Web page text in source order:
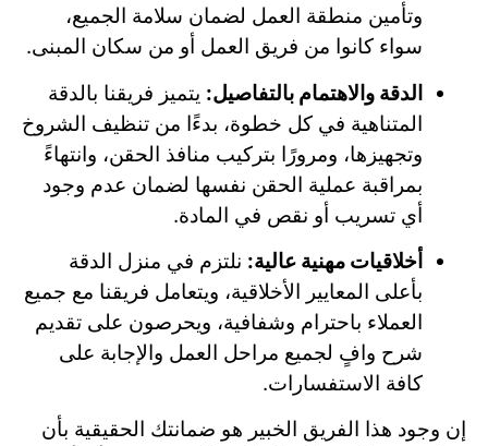
وتأمين منطقة العمل لضمان سلامة الجميع،
سواء كانوا من فريق العمل أو من سكان المبنى.
الدقة والاهتمام بالتفاصيل: يتميز فريقنا بالدقة
المتناهية في كل خطوة، بدءًا من تنظيف الشروخ
وتجهيزها، ومرورًا بتركيب منافذ الحقن، وانتهاءً
بمراقبة عملية الحقن نفسها لضمان عدم وجود
أي تسريب أو نقص في المادة.
أخلاقيات مهنية عالية: نلتزم في منزل الدقة
بأعلى المعايير الأخلاقية، ويتعامل فريقنا مع جميع
العملاء باحترام وشفافية، ويحرصون على تقديم
شرح وافٍ لجميع مراحل العمل والإجابة على
كافة الاستفسارات.
إن وجود هذا الفريق الخبير هو ضمانتك الحقيقية بأن